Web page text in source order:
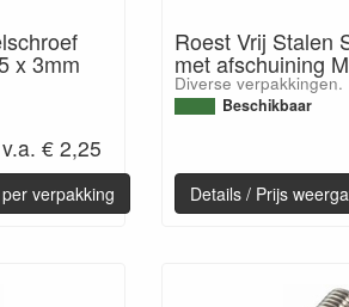
x 3mm
v.a. € 2,25
verpakking
Roest Vrij Stalen
met afschuining
Diverse verpakkingen.
Beschikbaar
Details / Prijs